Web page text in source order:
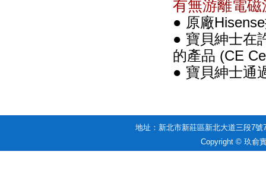
有無游離電
● 原廠
● 寶貝紳士在
的產品 (CE
● 寶貝紳士通
地址：新北市新莊區新北大道三段7
Copyright © 玖俞